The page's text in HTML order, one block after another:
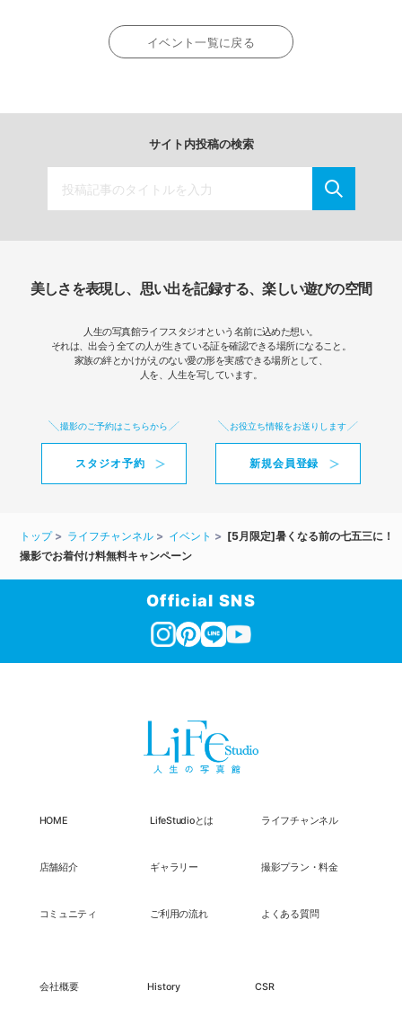
イベント一覧に戻る
サイト内投稿の検索
美しさを表現し、思い出を記録する、楽しい遊びの空間
人生の写真館ライフスタジオという名前に込めた想い。
それは、出会う全ての人が生きている証を確認できる場所になること。
家族の絆とかけがえのない愛の形を実感できる場所として、
人を、人生を写しています。
撮影のご予約はこちらから
スタジオ予約
お役立ち情報をお送りします
新規会員登録
トップ ライフチャンネル イベント
[5月限定]暑くなる前の七五三に！
撮影でお着付け料無料キャンペーン
Official SNS
HOME LifeStudioとは ライフチャンネル
店舗紹介 ギャラリー 撮影プラン・料金
コミュニティ ご利用の流れ よくある質問
会社概要 History CSR